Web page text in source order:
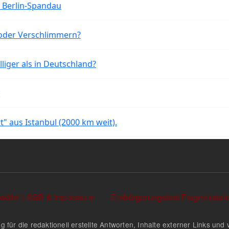
Spandau
Verschlimmern?
als in Deutschland?
aus Istanbul (2000 km weit).
| AGB & Impressum Einbürgerungstest
für die redaktionell erstellte Antworten, Inhalte externer Links